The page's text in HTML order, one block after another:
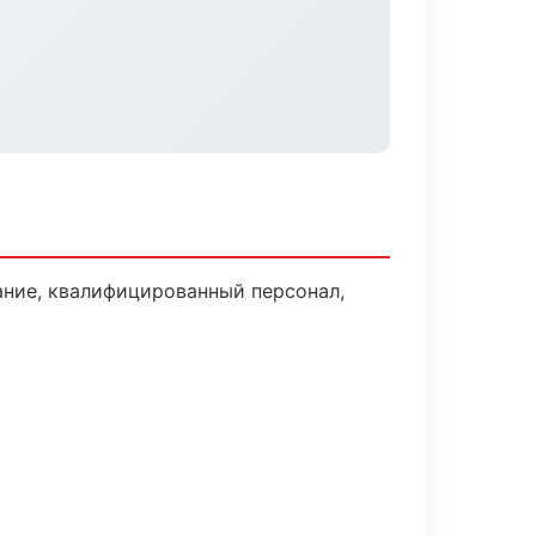
квалифицированный персонал,